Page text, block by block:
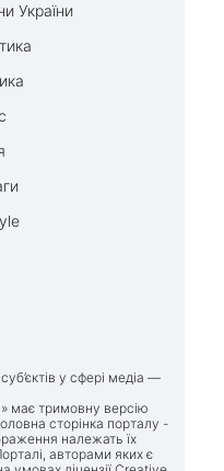
України
у сфері медіа —
має тримовну версію
сторінка порталу -
належать їх
авторами яких є